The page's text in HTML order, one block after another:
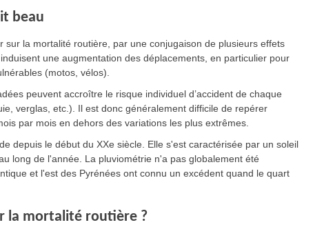
beau
la mortalité routière, par une conjugaison de plusieurs effets
une augmentation des déplacements, en particulier pour
(motos, vélos).
peuvent accroître le risque individuel d’accident de chaque
verglas, etc.). Il est donc généralement difficile de repérer
par mois en dehors des variations les plus extrêmes.
depuis le début du XXe siècle. Elle s'est caractérisée par un soleil
long de l'année. La pluviométrie n'a pas globalement été
et l'est des Pyrénées ont connu un excédent quand le quart
la mortalité routière ?